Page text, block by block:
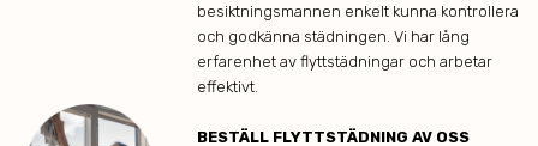
besiktningsmannen enkelt kunna kontrollera
och godkänna städningen. Vi har lång
erfarenhet av flyttstädningar och arbetar
effektivt.
BESTÄLL FLYTTSTÄDNING AV OSS